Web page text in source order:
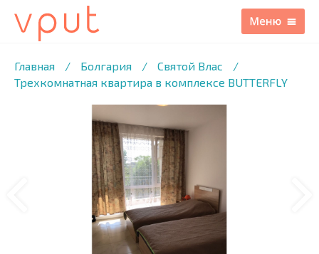
Главная / Болгария / Святой Влас
/
Трехкомнатная квартира в комплексе BUTTERFLY
/20 ФОТО